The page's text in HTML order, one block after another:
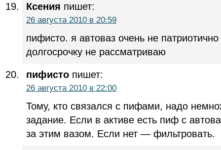
Ксения пишет:
26 августа 2010 в 20:59
пифисто. я автоваз очень не
долгосрочку не рассматриваю
пифисто пишет:
26 августа 2010 в 22:00
Тому, кто связался с пифами, надо
задание. Если в активе есть пиф с
за этим вазом. Если нет — фильтровать.